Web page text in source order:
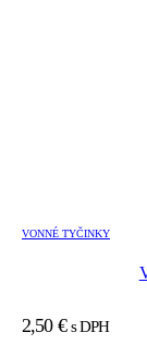
VONNÉ TYČINKY
2,50 € s DPH